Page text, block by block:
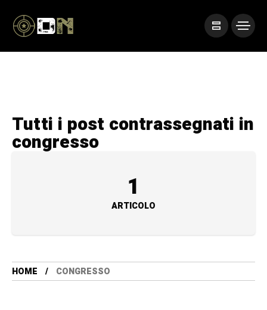
Tutti i post contrassegnati in
congresso
1
ARTICOLO
HOME CONGRESSO